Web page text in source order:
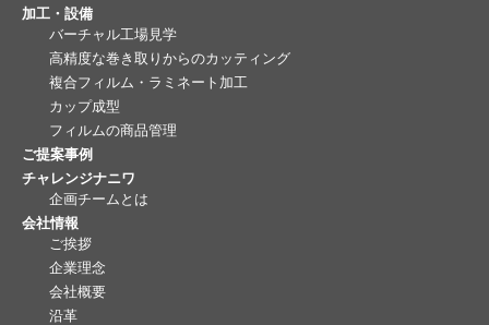
加工・設備
バーチャル工場見学
高精度な巻き取りからのカッティング
複合フィルム・ラミネート加工
カップ成型
フィルムの商品管理
ご提案事例
チャレンジナニワ
企画チームとは
会社情報
ご挨拶
企業理念
会社概要
沿革